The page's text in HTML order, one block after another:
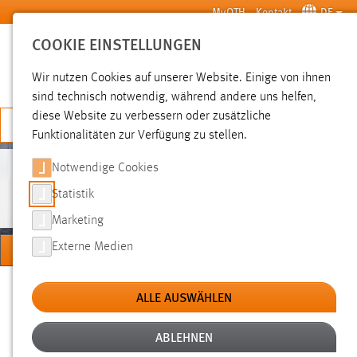
Zum Hauptinhalt springen MyOTH Kontakt DE
SUCHE
JETZT BEWERBEN
PERSONEN
Sie sind hier:
Hochschule Personen
COOKIE EINSTELLUNGEN
Wir nutzen Cookies auf unserer Website. Einige von ihnen
sind technisch notwendig, während andere uns helfen,
diese Website zu verbessern oder zusätzliche
Funktionalitäten zur Verfügung zu stellen.
Notwendige Cookies
Statistik
Marketing
Externe Medien
ALLE AUSWÄHLEN
ABLEHNEN